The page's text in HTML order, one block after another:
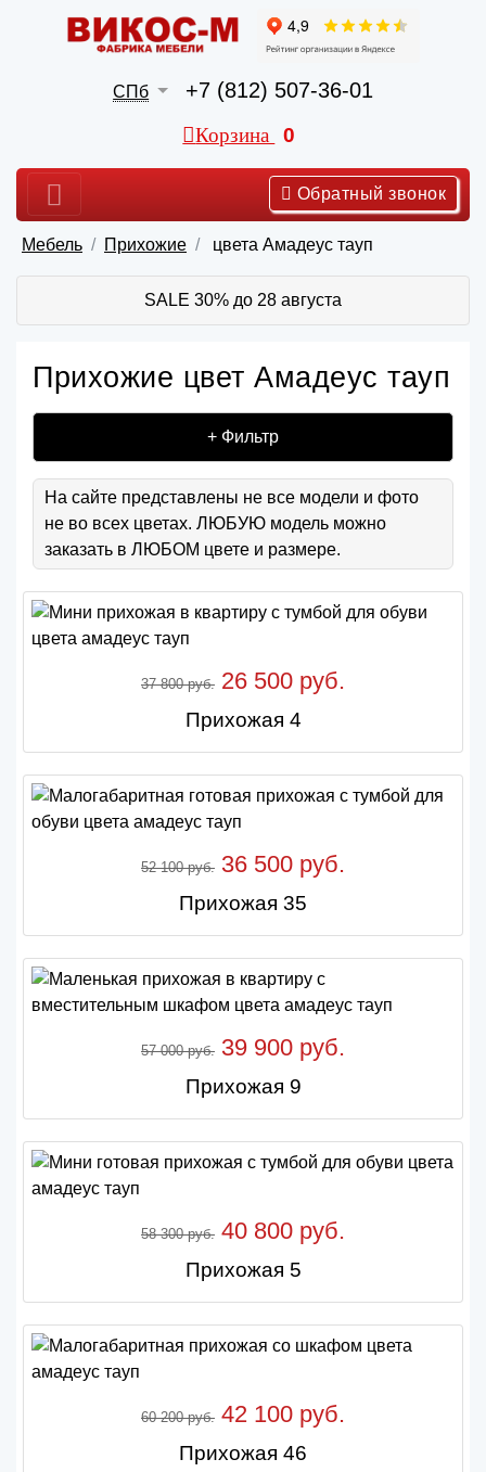
СПб +7 (812) 507-36-01
Корзина 0
Обратный звонок
Мебель Прихожие цвета Амадеус тауп
SALE 30% до 28 августа
Прихожие цвет Амадеус тауп
+ Фильтр
На сайте представлены не все модели и фото
не во всех цветах. ЛЮБУЮ модель можно
заказать в ЛЮБОМ цвете и размере.
37 800 руб. 26 500 руб.
Прихожая 4
52 100 руб. 36 500 руб.
Прихожая 35
57 000 руб. 39 900 руб.
Прихожая 9
58 300 руб. 40 800 руб.
Прихожая 5
60 200 руб. 42 100 руб.
Прихожая 46